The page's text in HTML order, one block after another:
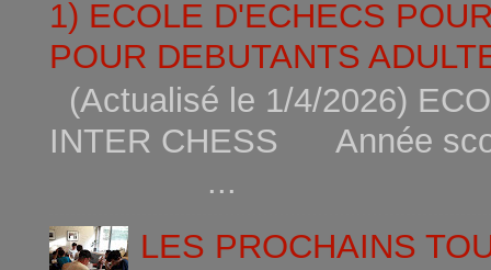
1) ECOLE D'ECHECS
POUR DEBUTANTS
(Actualisé le 1/4/2026)
INTER CHESS Année
...
LES PROCHAINS